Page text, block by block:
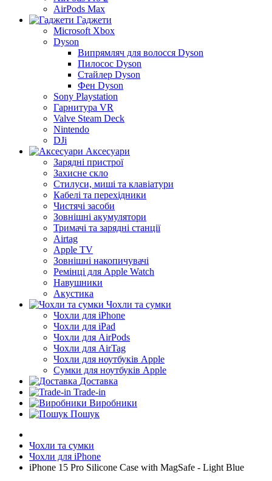
AirPods Max
Гаджети
Microsoft Xbox
Dyson
Випрямляч для волосся Dyson
Пилосос Dyson
Стайлер Dyson
Фен Dyson
Sony Playstation
Гарнитура VR
Valve Steam Deck
Nintendo
DJi
Аксесуари
Зарядні пристрої
Захисне скло
Стилуси, миші та клавіатури
Кабелі та перехідники
Чистячі засоби
Зовнішні акумулятори
Тримачі та зарядні станції
Airtag
Apple TV
Зовнішні накопичувачі
Ремінці для Apple Watch
Навушники
Акустика
Чохли та сумки
Чохли для iPhone
Чохли для iPad
Чохли для AirPods
Чохли для AirTag
Чохли для ноутбуків Apple
Сумки для ноутбуків Apple
Доставка
Trade-in
Виробники
Пошук
Чохли та сумки
Чохли для iPhone
iPhone 15 Pro Silicone Case with MagSafe - Light Blue